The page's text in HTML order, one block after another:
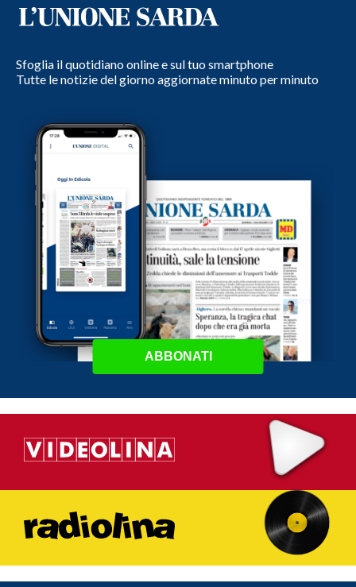
Sfoglia il quotidiano online e sul tuo smartphone
Tutte le notizie del giorno aggiornate minuto per minuto
ABBONATI